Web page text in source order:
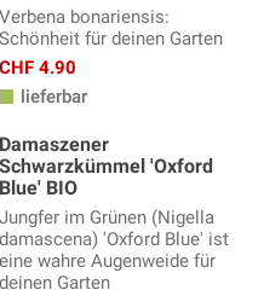
(48)
Verbena bonariensis:
Schönheit für deinen Garten
CHF 4.90
lieferbar
Damaszener
Schwarzkümmel 'Oxford
Blue' BIO
Jungfer im Grünen (Nigella
damascena) 'Oxford Blue' ist
eine wahre Augenweide für
deinen Garten